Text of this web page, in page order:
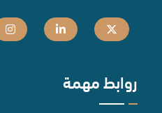
روابط مهمة